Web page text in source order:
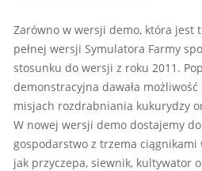
Zarówno w wersji demo, która jest
pełnej wersji Symulatora Farmy
stosunku do wersji z roku 2011.
demonstracyjna dawała
misjach rozdrabniania kukurydzy
W nowej wersji demo dostajemy do
gospodarstwo z trzema
jak przyczepa, siewnik, kultywator